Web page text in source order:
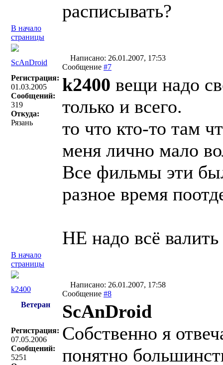
расписывать?
В начало
страницы
ScAnDroid
Написано: 26.01.2007, 17:53
Сообщение #7
Регистрация:
01.03.2005
Сообщений:
319
Откуда:
Рязань
k2400 вещи надо
только и всего.
то что кто-то там
меня лично мало
Все фильмы эти
разное время
НЕ надо всё
В начало
страницы
k2400
Написано: 26.01.2007, 17:58
Сообщение #8
Ветеран
Регистрация:
07.05.2006
Сообщений:
5251
ScAnDroid
Собственно я
понятно